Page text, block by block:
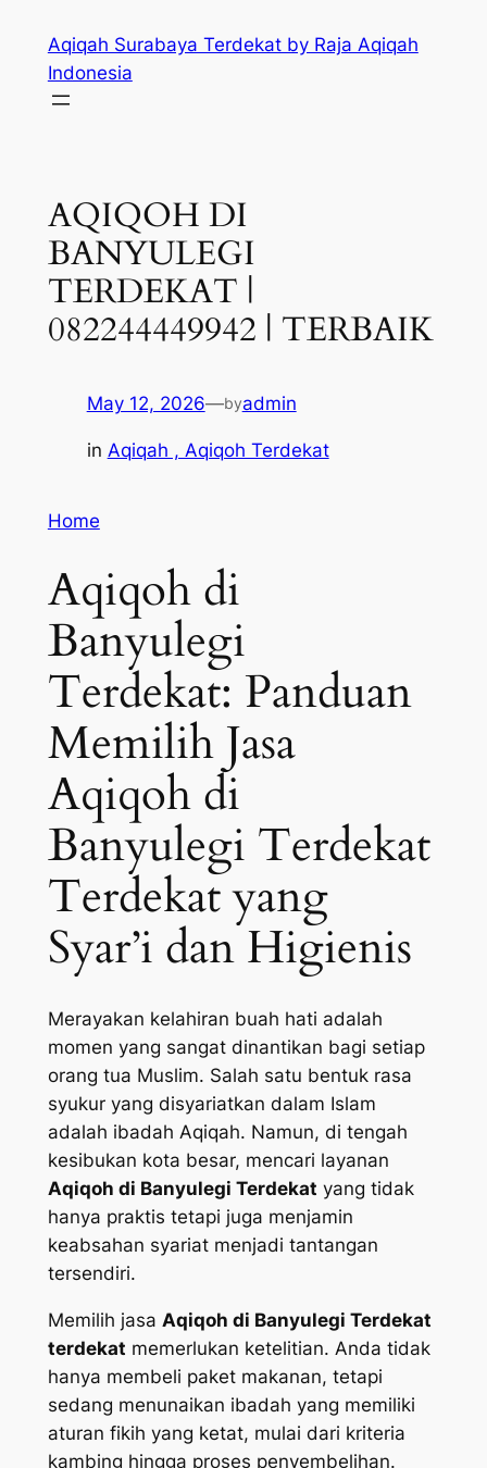
content
Aqiqah Surabaya Terdekat by Raja Aqiqah
Indonesia
AQIQOH DI
BANYULEGI
TERDEKAT |
082244449942 | TERBAIK
May 12, 2026—byadmin
in Aqiqah , Aqiqoh Terdekat
Home
Aqiqoh di
Banyulegi
Terdekat: Panduan
Memilih Jasa
Aqiqoh di
Banyulegi Terdekat
Terdekat yang
Syar’i dan Higienis
Merayakan kelahiran buah hati adalah
momen yang sangat dinantikan bagi setiap
orang tua Muslim. Salah satu bentuk rasa
syukur yang disyariatkan dalam Islam
adalah ibadah Aqiqah. Namun, di tengah
kesibukan kota besar, mencari layanan
Aqiqoh di Banyulegi Terdekat yang tidak
hanya praktis tetapi juga menjamin
keabsahan syariat menjadi tantangan
tersendiri.
Memilih jasa Aqiqoh di Banyulegi Terdekat
terdekat memerlukan ketelitian. Anda tidak
hanya membeli paket makanan, tetapi
sedang menunaikan ibadah yang memiliki
aturan fikih yang ketat, mulai dari kriteria
kambing hingga proses penyembelihan.